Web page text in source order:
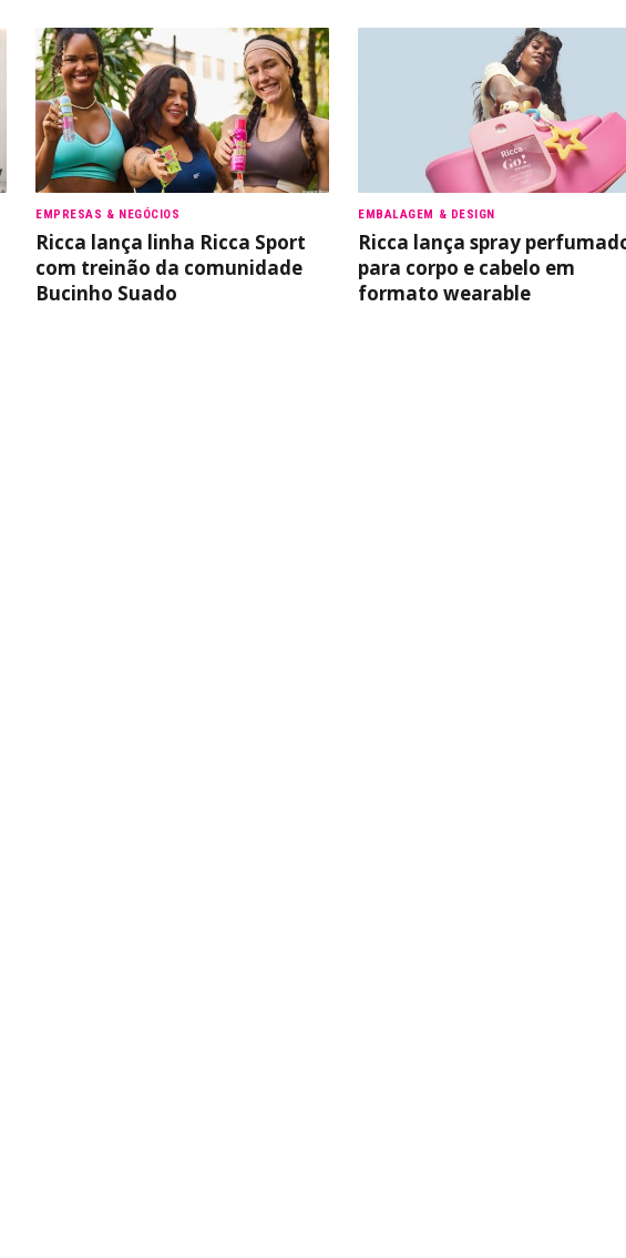
EMPRESAS & NEGÓCIOS
Ricca lança linha Ricca Sport
com treinão da comunidade
Bucinho Suado
EMBALAGEM & DESIGN
Ricca lança spray
para corpo e cabelo em
formato wearable